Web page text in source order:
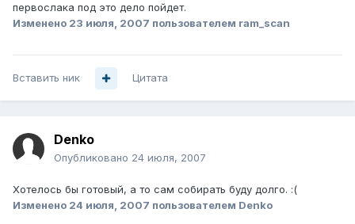
первослака под это дело пойдет.
Изменено 23 июля, 2007 пользователем ram_scan
Вставить ник Цитата
Denko
Опубликовано 24 июля, 2007
Хотелось бы готовый, а то сам собирать буду долго. :(
Изменено 24 июля, 2007 пользователем Denko